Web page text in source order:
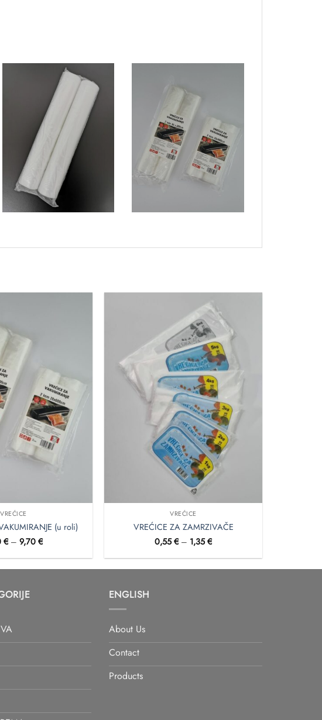
VREĆICE
(u roli)
€ – 9,70 €Raspon
od
favorite
VREĆICE
VREĆICE ZA ZAMRZIVAČE
0,55€ – 1,35€Raspon
od
ENGLISH
About Us
Contact
Products